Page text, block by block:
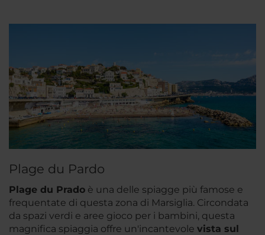
Plage du Pardo
Plage du Prado è una delle spiagge più famose e
frequentate di questa zona di Marsiglia. Circondata
da spazi verdi e aree gioco per i bambini, questa
magnifica spiaggia offre un'incantevole vista sul